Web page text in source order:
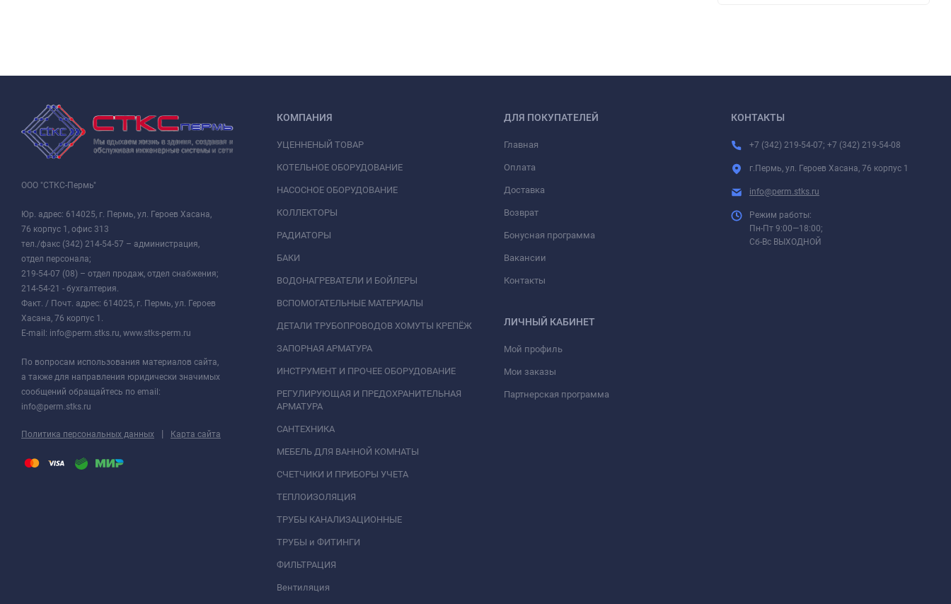
ООО "СТКС-Пермь"
Юр. адрес: 614025, г. Пермь, ул. Героев Хасана,
76 корпус 1, офис 313
тел./факс (342) 214-54-57 – администрация,
отдел персонала;
219-54-07 (08) – отдел продаж, отдел снабжения;
214-54-21 - бухгалтерия.
Факт. / Почт. адрес: 614025, г. Пермь, ул. Героев
Хасана, 76 корпус 1.
E-mail: info@perm.stks.ru, www.stks-perm.ru
По вопросам использования материалов сайта,
а также для направления юридически значимых
сообщений обращайтесь по email:
info@perm.stks.ru
Политика персональных данных | Карта сайта
КОМПАНИЯ
УЦЕННЕНЫЙ ТОВАР
КОТЕЛЬНОЕ ОБОРУДОВАНИЕ
НАСОСНОЕ ОБОРУДОВАНИЕ
КОЛЛЕКТОРЫ
РАДИАТОРЫ
БАКИ
ВОДОНАГРЕВАТЕЛИ И БОЙЛЕРЫ
ВСПОМОГАТЕЛЬНЫЕ МАТЕРИАЛЫ
ДЕТАЛИ ТРУБОПРОВОДОВ ХОМУТЫ КРЕПЁЖ
ЗАПОРНАЯ АРМАТУРА
ИНСТРУМЕНТ И ПРОЧЕЕ ОБОРУДОВАНИЕ
РЕГУЛИРУЮЩАЯ И ПРЕДОХРАНИТЕЛЬНАЯ
АРМАТУРА
САНТЕХНИКА
МЕБЕЛЬ ДЛЯ ВАННОЙ КОМНАТЫ
СЧЕТЧИКИ И ПРИБОРЫ УЧЕТА
ТЕПЛОИЗОЛЯЦИЯ
ТРУБЫ КАНАЛИЗАЦИОННЫЕ
ТРУБЫ и ФИТИНГИ
ФИЛЬТРАЦИЯ
Вентиляция
ДЛЯ ПОКУПАТЕЛЕЙ
Главная
Оплата
Доставка
Возврат
Бонусная программа
Вакансии
Контакты
ЛИЧНЫЙ КАБИНЕТ
Мой профиль
Мои заказы
Партнерская программа
КОНТАКТЫ
+7 (342) 219-54-07; +7 (342) 219-54-08
г.Пермь, ул. Героев Хасана, 76 корпус 1
info@perm.stks.ru
Режим работы:
Пн-Пт 9:00—18:00;
Сб-Вс ВЫХОДНОЙ